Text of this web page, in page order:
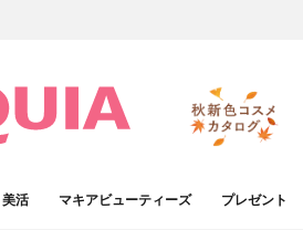
美活 マキアビューティーズ プレゼント